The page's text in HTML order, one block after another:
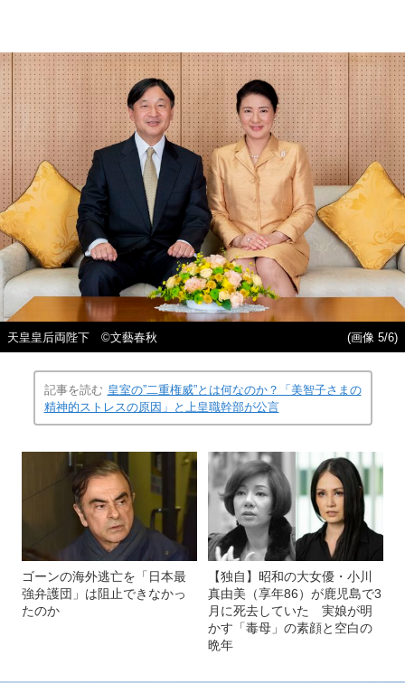
天皇皇后両陛下 ©文藝春秋 (画像 5/6)
記事を読む 皇室の”二重権威”とは何なのか？「美智子さまの
精神的ストレスの原因」と上皇職幹部が公言
ゴーンの海外逃亡を「日本最
強弁護団」は阻止できなかっ
たのか
【独自】昭和の大女優・小川
真由美（享年86）が鹿児島で3
月に死去していた 実娘が明
かす「毒母」の素顔と空白の
晩年